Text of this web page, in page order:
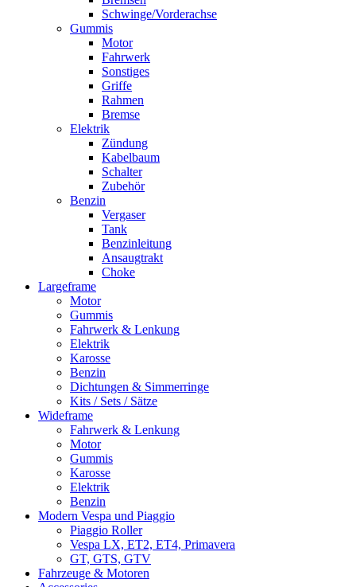
Schwinge/Vorderachse
Gummis
Motor
Fahrwerk
Sonstiges
Griffe
Rahmen
Bremse
Elektrik
Zündung
Kabelbaum
Schalter
Zubehör
Benzin
Vergaser
Tank
Benzinleitung
Ansaugtrakt
Choke
Largeframe
Motor
Gummis
Fahrwerk & Lenkung
Elektrik
Karosse
Benzin
Dichtungen & Simmerringe
Kits / Sets / Sätze
Wideframe
Fahrwerk & Lenkung
Motor
Gummis
Karosse
Elektrik
Benzin
Modern Vespa und Piaggio
Piaggio Roller
Vespa LX, ET2, ET4, Primavera
GT, GTS, GTV
Fahrzeuge & Motoren